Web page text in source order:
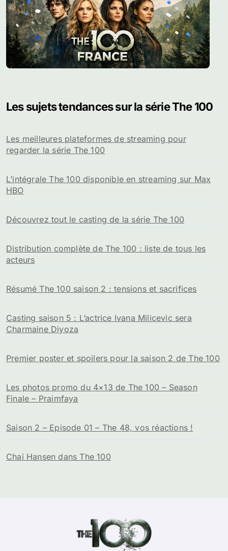
Les sujets tendances sur la série The 100
Les meilleures plateformes de streaming pour
regarder la série The 100
L’intégrale The 100 disponible en streaming sur Max
HBO
Découvrez tout le casting de la série The 100
Distribution complète de The 100 : liste de tous les
acteurs
Résumé The 100 saison 2 : tensions et sacrifices
Casting saison 5 : L’actrice Ivana Milicevic sera
Charmaine Diyoza
Premier poster et spoilers pour la saison 2 de The 100
Les photos promo du 4×13 de The 100 – Season
Finale – Praimfaya
Saison 2 – Episode 01 – The 48, vos réactions !
Chai Hansen dans The 100